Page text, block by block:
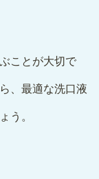
ことが大切で
、最適な洗口液
ょう。